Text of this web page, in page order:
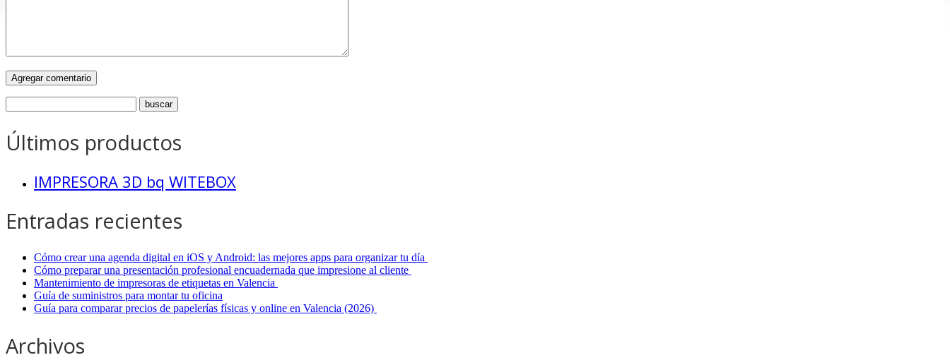
Últimos productos
IMPRESORA 3D bq WITEBOX
Entradas recientes
Cómo crear una agenda digital en iOS y Android: las mejores apps para organizar tu día
Cómo preparar una presentación profesional encuadernada que impresione al cliente
Mantenimiento de impresoras de etiquetas en Valencia
Guía de suministros para montar tu oficina
Guía para comparar precios de papelerías físicas y online en Valencia (2026)
Archivos